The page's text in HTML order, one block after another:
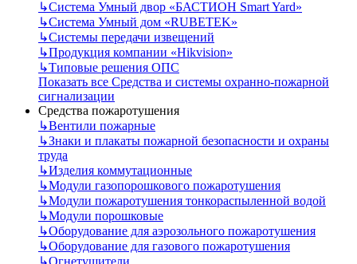
↳Система Умный двор «БАСТИОН Smart Yard»
↳Система Умный дом «RUBETEK»
↳Системы передачи извещений
↳Продукция компании «Hikvision»
↳Типовые решения ОПС
Показать все Средства и системы охранно-пожарной
сигнализации
Средства пожаротушения
↳Вентили пожарные
↳Знаки и плакаты пожарной безопасности и охраны
труда
↳Изделия коммутационные
↳Модули газопорошкового пожаротушения
↳Модули пожаротушения тонкораспыленной водой
↳Модули порошковые
↳Оборудование для аэрозольного пожаротушения
↳Оборудование для газового пожаротушения
↳Огнетушители